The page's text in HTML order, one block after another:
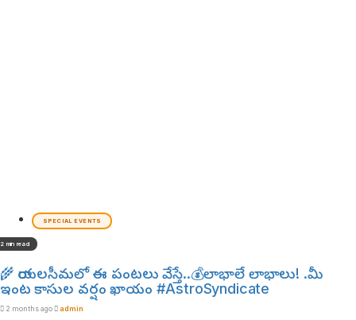
SPECIAL EVENTS
2 min read
🌾 రాయలసీమలో ఈ పంటలు వేస్తే..💰లాభాలే లాభాలు! .మీ
ఇంట కాసుల వర్షం ఖాయం #AstroSyndicate
2 months ago admin